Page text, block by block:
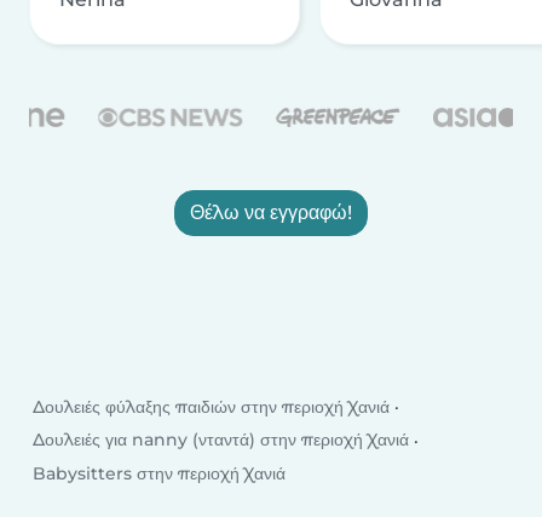
Θέλω να εγγραφώ!
Δουλειές φύλαξης παιδιών στην περιοχή Χανιά
Δουλειές για nanny (νταντά) στην περιοχή Χανιά
Babysitters στην περιοχή Χανιά